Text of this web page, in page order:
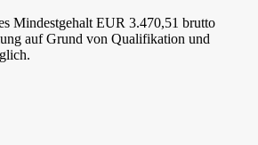
Mindestgehalt EUR 3.470,51 brutto
auf Grund von Qualifikation und